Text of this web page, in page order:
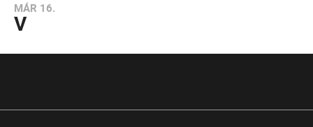
MÁR 16.
V